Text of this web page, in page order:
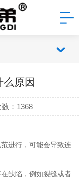
么原因
： 1368
进行，可能会导致连
缺陷，例如裂缝或者